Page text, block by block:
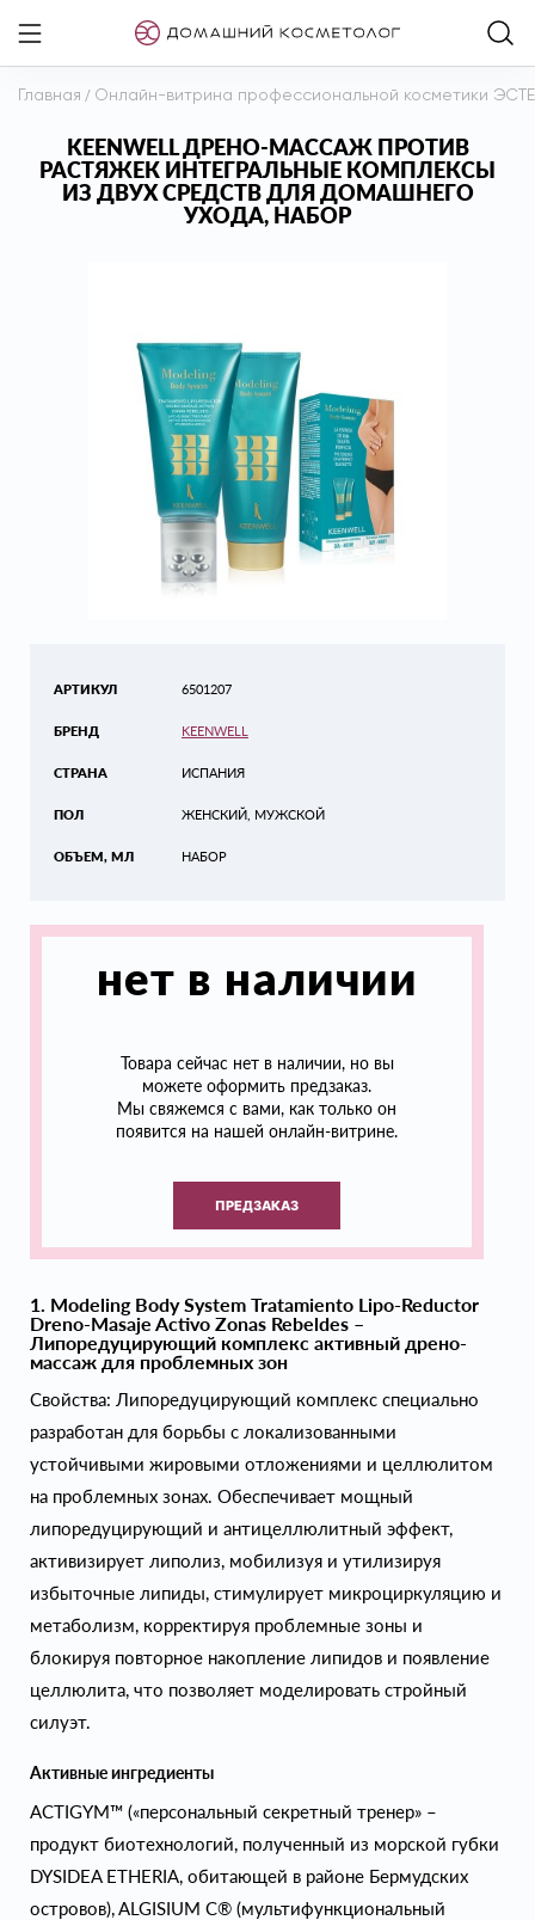
Главная / Онлайн-витрина профессиональной косметики
KEENWELL ДРЕНО-МАССАЖ ПРОТИВ
РАСТЯЖЕК ИНТЕГРАЛЬНЫЕ КОМПЛЕКСЫ
ИЗ ДВУХ СРЕДСТВ ДЛЯ ДОМАШНЕГО
УХОДА, НАБОР
АРТИКУЛ
БРЕНД
СТРАНА
ПОЛ
ОБЪЕМ, МЛ
6501207
KEENWELL
ИСПАНИЯ
ЖЕНСКИЙ, МУЖСКОЙ
НАБОР
нет в наличии
Товара сейчас нет в наличии, но вы
можете оформить предзаказ.
Мы свяжемся с вами, как только он
появится на нашей онлайн-витрине.
ПРЕДЗАКАЗ
1. Modeling Body System Tratamiento Lipo-Reductor
Dreno-Masaje Activo Zonas Rebeldes –
Липоредуцирующий комплекс активный дрено-
массаж для проблемных зон
Свойства: Липоредуцирующий комплекс специально
разработан для борьбы с локализованными
устойчивыми жировыми отложениями и целлюлитом
на проблемных зонах. Обеспечивает мощный
липоредуцирующий и антицеллюлитный эффект,
активизирует липолиз, мобилизуя и утилизируя
избыточные липиды, стимулирует микроциркуляцию и
метаболизм, корректируя проблемные зоны и
блокируя повторное накопление липидов и появление
целлюлита, что позволяет моделировать стройный
силуэт.
Активные ингредиенты
ACTIGYM™ («персональный секретный тренер» –
продукт биотехнологий, полученный из морской губки
DYSIDEA ЕTHERIA, обитающей в районе Бермудских
островов), ALGISIUM C® (мультифункциональный